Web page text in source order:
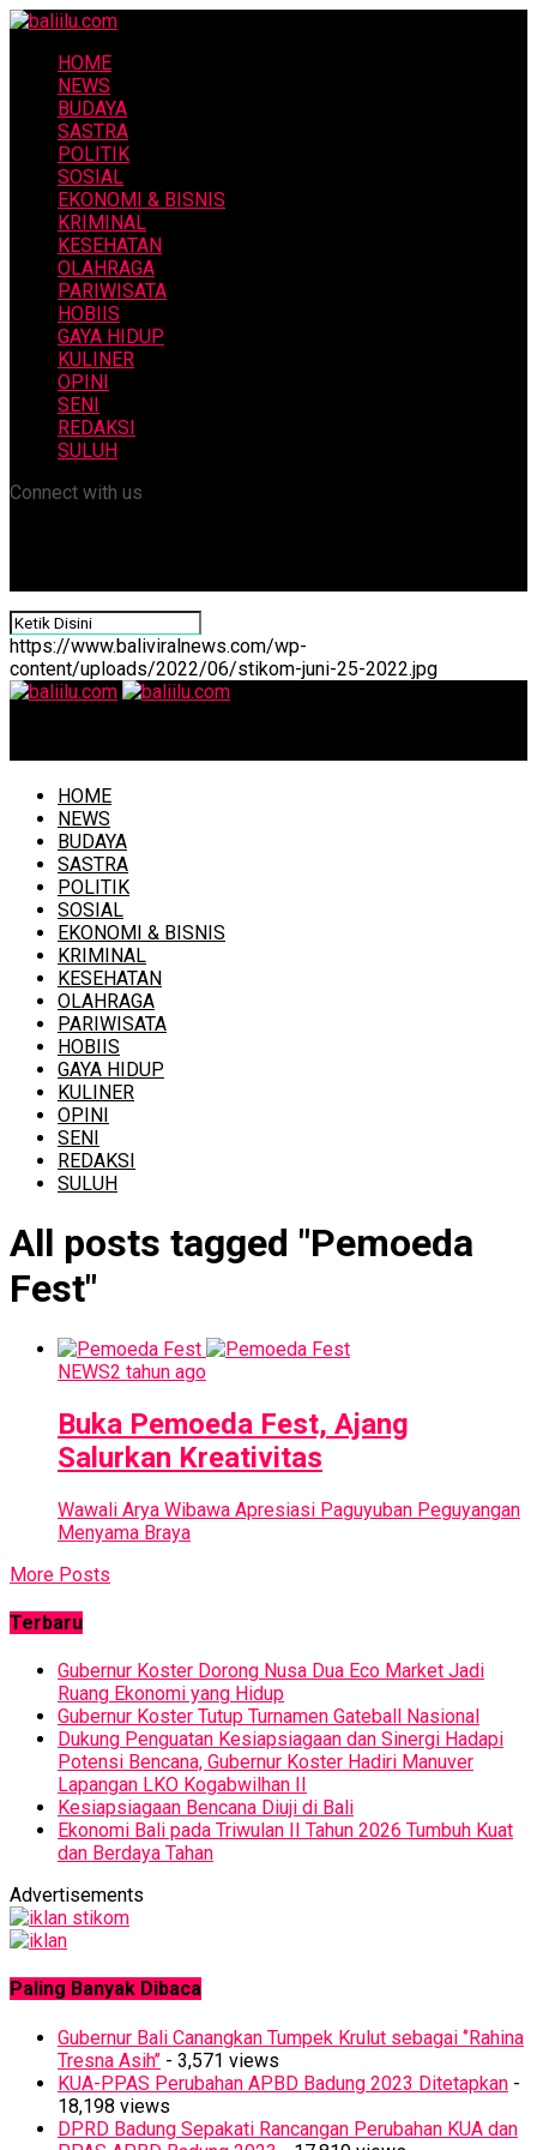
HOME
NEWS
BUDAYA
SASTRA
POLITIK
SOSIAL
EKONOMI & BISNIS
KRIMINAL
KESEHATAN
OLAHRAGA
PARIWISATA
HOBIIS
GAYA HIDUP
KULINER
OPINI
SENI
REDAKSI
SULUH
Connect with us
https://www.baliviralnews.com/wp-
content/uploads/2022/06/stikom-juni-25-2022.jpg
HOME
NEWS
BUDAYA
SASTRA
POLITIK
SOSIAL
EKONOMI & BISNIS
KRIMINAL
KESEHATAN
OLAHRAGA
PARIWISATA
HOBIIS
GAYA HIDUP
KULINER
OPINI
SENI
REDAKSI
SULUH
All posts tagged "Pemoeda
Fest"
NEWS2 tahun ago
Buka Pemoeda Fest, Ajang
Salurkan Kreativitas
Wawali Arya Wibawa Apresiasi Paguyuban Peguyangan
Menyama Braya
More Posts
Terbaru
Gubernur Koster Dorong Nusa Dua Eco Market Jadi
Ruang Ekonomi yang Hidup
Gubernur Koster Tutup Turnamen Gateball Nasional
Dukung Penguatan Kesiapsiagaan dan Sinergi Hadapi
Potensi Bencana, Gubernur Koster Hadiri Manuver
Lapangan LKO Kogabwilhan II
Kesiapsiagaan Bencana Diuji di Bali
Ekonomi Bali pada Triwulan II Tahun 2026 Tumbuh Kuat
dan Berdaya Tahan
Advertisements
Paling Banyak Dibaca
Gubernur Bali Canangkan Tumpek Krulut sebagai ‘’Rahina
Tresna Asih’’ - 3,571 views
KUA-PPAS Perubahan APBD Badung 2023 Ditetapkan -
18,198 views
DPRD Badung Sepakati Rancangan Perubahan KUA dan